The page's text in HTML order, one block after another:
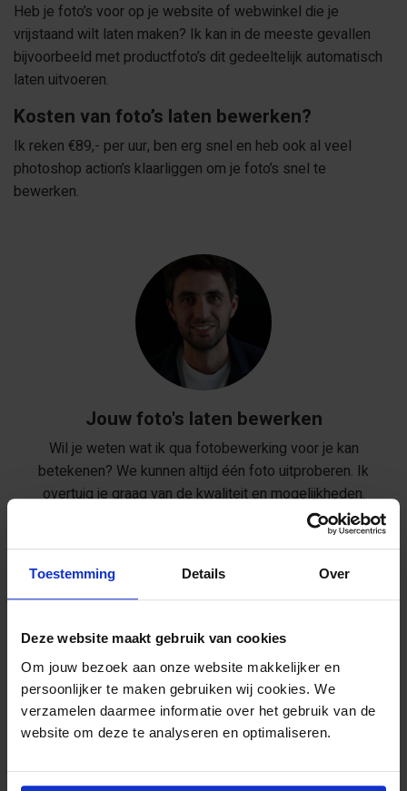
Toestemming Details Over
Deze website maakt gebruik van cookies
Om jouw bezoek aan onze website makkelijker en
persoonlijker te maken gebruiken wij cookies. We
verzamelen daarmee informatie over het gebruik van de
website om deze te analyseren en optimaliseren.
Heb je foto’s voor op je website of webwinkel die je
vrijstaand wilt laten maken? Ik kan in de meeste gevallen
bijvoorbeeld met productfoto’s dit gedeeltelijk automatisch
laten uitvoeren.
Kosten van foto’s laten bewerken?
Ik reken €89,- per uur, ben erg snel en heb ook al veel
photoshop action’s klaarliggen om je foto’s snel te
bewerken.
Jouw foto's laten bewerken
Wil je weten wat ik qua fotobewerking voor je kan
betekenen? We kunnen altijd één foto uitproberen. Ik
overtuig je graag van de kwaliteit en mogelijkheden.
Ma t/m vr: 8:00 - 18:00
0316 234 123